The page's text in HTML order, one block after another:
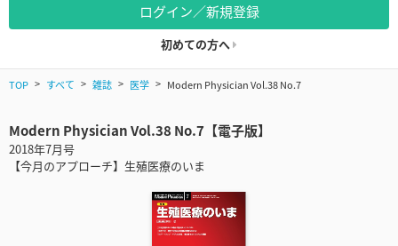
ログイン／新規登録
初めての方へ
TOP すべて 雑誌 医学 Modern Physician Vol.38 No.7
Modern Physician Vol.38 No.7【電子版】
2018年7月号
【今月のアプローチ】生殖医療のいま